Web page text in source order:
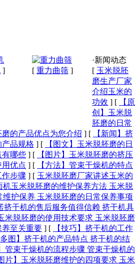
] [ 重力曲筛 ]
·新闻动态
[ 玉米脱胚
磨生产厂家
介绍玉米的
功效 ] [
【原
创】玉米脱
胚磨的日常
的产品优点为您介绍 ] [
【新闻】挤
品规格 ] [
【图文】玉米脱胚磨的日
有哪些 ] [
【图片】玉米脱胚磨的挤压
优点 ] [
【方法】管束干燥机的特点
步骤 ] [ 玉米脱胚磨厂家讲述玉米的
机玉米脱胚磨的维护保养方法 玉米脱
维护保养 玉米脱胚磨的日常保养事项
挤干机的售后服务值得信赖 挤干机具
米脱胚磨的使用技术要求 玉米脱胚磨
养至关重要 ] [
【技巧】挤干机的工作
多图】挤干机的产品特点 挤干机的结
管束干燥机的流程步骤 管束干燥机的
片】玉米脱胚磨维护的四项要求 玉米